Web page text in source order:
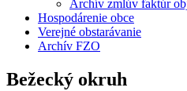
Archív zmlúv faktúr
Hospodárenie obce
Verejné obstarávanie
Archív FZO
Bežecký okruh